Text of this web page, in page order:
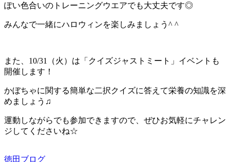
ぽい色合いのトレーニングウエアでも大丈夫です◎
みんなで一緒にハロウィンを楽しみましょう^ ^
また、10/31（火）は「クイズジャストミート」イベントも
開催します！
かぼちゃに関する簡単な二択クイズに答えて栄養の知識を深
めましょう♫
運動しながらでも参加できますので、ぜひお気軽にチャレン
ジしてくださいね☆
徳田ブログ